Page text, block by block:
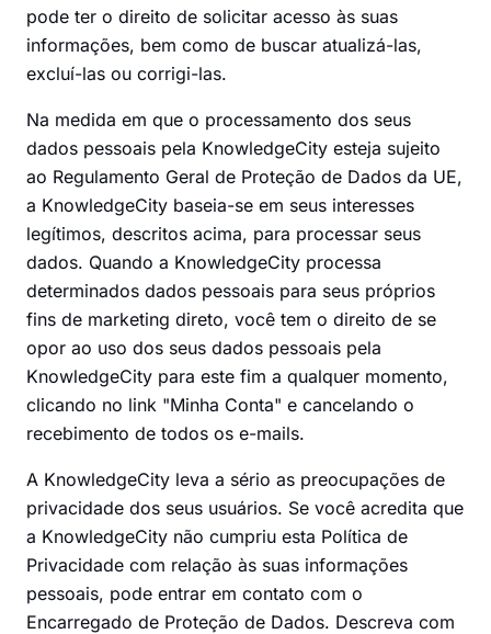
pode ter o direito de solicitar acesso às suas
informações, bem como de buscar atualizá-las,
excluí-las ou corrigi-las.
Na medida em que o processamento dos seus
dados pessoais pela KnowledgeCity esteja sujeito
ao Regulamento Geral de Proteção de Dados da UE,
a KnowledgeCity baseia-se em seus interesses
legítimos, descritos acima, para processar seus
dados. Quando a KnowledgeCity processa
determinados dados pessoais para seus próprios
fins de marketing direto, você tem o direito de se
opor ao uso dos seus dados pessoais pela
KnowledgeCity para este fim a qualquer momento,
clicando no link "Minha Conta" e cancelando o
recebimento de todos os e-mails.
A KnowledgeCity leva a sério as preocupações de
privacidade dos seus usuários. Se você acredita que
a KnowledgeCity não cumpriu esta Política de
Privacidade com relação às suas informações
pessoais, pode entrar em contato com o
Encarregado de Proteção de Dados. Descreva com